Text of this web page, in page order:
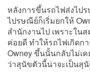
หลังการขึ้นรถไฟส่งไป
ไปรษณีย์ก็เริ่มยกให้
สำนักงานไป เพราะใน
ค่อยดี ทำให้รถไฟเกิด
Owney ขึ้นนั้นกลับไม่เ
ว่าสุนัขตัวนี้น่าจะเป็นสุ